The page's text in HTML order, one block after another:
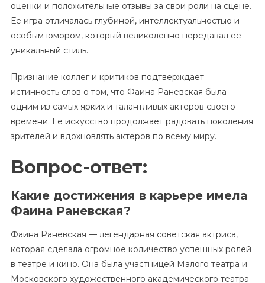
оценки и положительные отзывы за свои роли на сцене.
Ее игра отличалась глубиной, интеллектуальностью и
особым юмором, который великолепно передавал ее
уникальный стиль.
Признание коллег и критиков подтверждает
истинность слов о том, что Фаина Раневская была
одним из самых ярких и талантливых актеров своего
времени. Ее искусство продолжает радовать поколения
зрителей и вдохновлять актеров по всему миру.
Вопрос-ответ:
Какие достижения в карьере имела
Фаина Раневская?
Фаина Раневская — легендарная советская актриса,
которая сделала огромное количество успешных ролей
в театре и кино. Она была участницей Малого театра и
Московского художественного академического театра